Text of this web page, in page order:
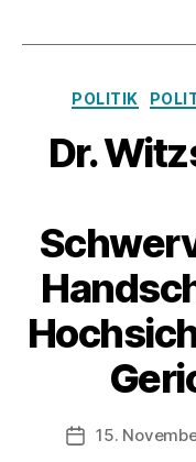
POLITIK
Dr.
15.